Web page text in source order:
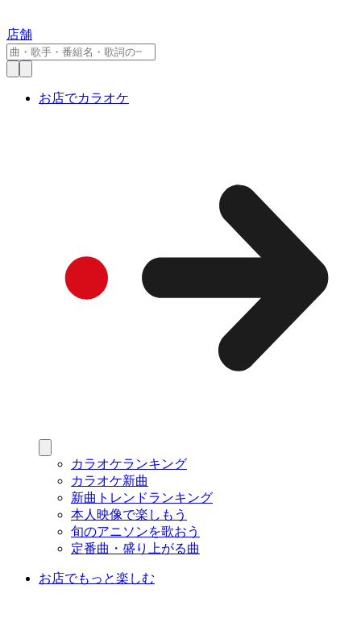
店舗
お店でカラオケ
カラオケランキング
カラオケ新曲
新曲トレンドランキング
本人映像で楽しもう
旬のアニソンを歌おう
定番曲・盛り上がる曲
お店でもっと楽しむ